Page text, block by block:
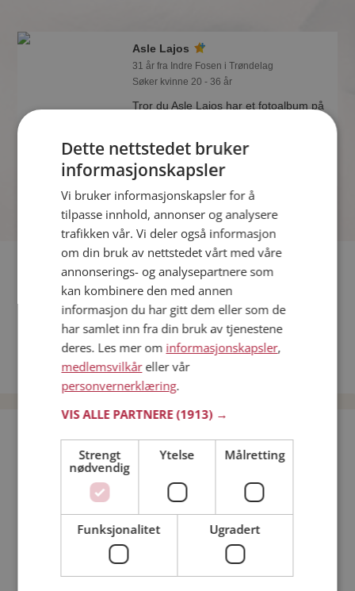
Asle Lajos
31 år fra Indre Fosen i Trøndelag
Søker kvinne 20 - 36 år
Tror du Asle Lajos har et fotoalbum på
spennende bilder på sidene.
Online nå!
Fler single
Flere singlemenn fra Indre Fosen:Kent,Jon Egil ,Frode
Kvinner fra Indre Fosen
Date kvinner i Norge
Date menn i Norge
Bli medlem gratis!
Jeg er en: Mann Kvinne
Min alder:
Dette nettstedet bruker
informasjonskapsler
Vi bruker informasjonskapsler for å
tilpasse innhold, annonser og analysere
trafikken vår. Vi deler også informasjon
om din bruk av nettstedet vårt med våre
annonserings- og analysepartnere som
kan kombinere den med annen
informasjon du har gitt dem eller som de
har samlet inn fra din bruk av tjenestene
deres. Les mer om informasjonskapsler,
medlemsvilkåreller vår
personvernerklæring.
VIS ALLE PARTNERE(1913) →
Strengt
nødvendig
Ytelse Målretting
Funksjonalitet Ugradert